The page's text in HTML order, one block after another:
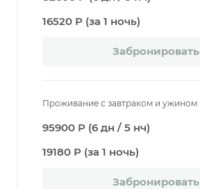
16520 Р (за 1 ночь)
Забронировать
Проживание с завтраком и ужином
95900 Р (6 дн / 5 нч)
19180 Р (за 1 ночь)
Забронировать